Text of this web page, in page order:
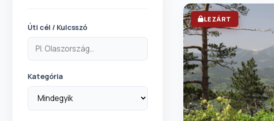
Úti cél / Kulcsszó
Kategória
LEZÁRT